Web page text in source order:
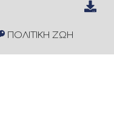
ΠΟΛΙΤΙΚΗ ΖΩΗ